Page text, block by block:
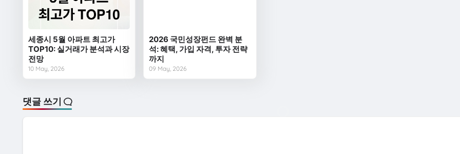
세종시 5월 아파트 최고가
TOP10: 실거래가 분석과 시장
전망
10 May, 2026
2026 국민성장펀드 완벽 분
석: 혜택, 가입 자격, 투자 전략
까지
09 May, 2026
댓글 쓰기